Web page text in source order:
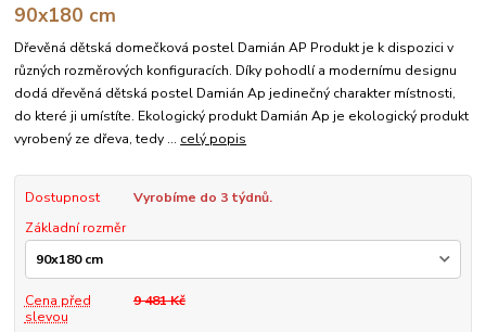
90x180 cm
Dřevěná dětská domečková postel Damián AP Produkt je k dispozici v
různých rozměrových konfiguracích. Díky pohodlí a modernímu designu
dodá dřevěná dětská postel Damián Ap jedinečný charakter místnosti,
do které ji umístíte. Ekologický produkt Damián Ap je ekologický produkt
vyrobený ze dřeva, tedy ... celý popis
Dostupnost
Vyrobíme do 3 týdnů.
Základní rozměr
Cena před
slevou
9 481 Kč